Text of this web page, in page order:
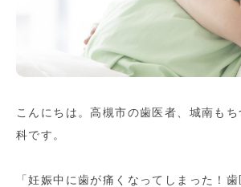
こんにちは。高槻市の歯医者、城南も
科です。
「妊娠中に歯が痛くなってしまった！